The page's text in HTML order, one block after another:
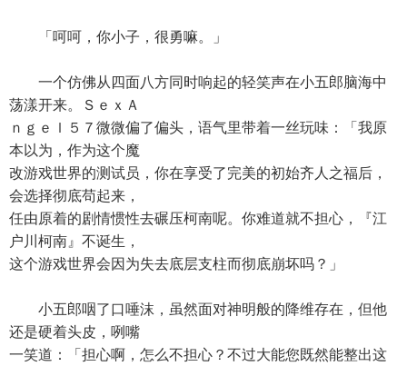
「呵呵，你小子，很勇嘛。」
一个仿佛从四面八方同时响起的轻笑声在小五郎脑海中
荡漾开来。ＳｅｘＡ
ｎｇｅｌ５７微微偏了偏头，语气里带着一丝玩味：「我原
本以为，作为这个魔
改游戏世界的测试员，你在享受了完美的初始齐人之福后，
会选择彻底苟起来，
任由原着的剧情惯性去碾压柯南呢。你难道就不担心，『江
户川柯南』不诞生，
这个游戏世界会因为失去底层支柱而彻底崩坏吗？」
小五郎咽了口唾沫，虽然面对神明般的降维存在，但他
还是硬着头皮，咧嘴
一笑道：「担心啊，怎么不担心？不过大能您既然能整出这